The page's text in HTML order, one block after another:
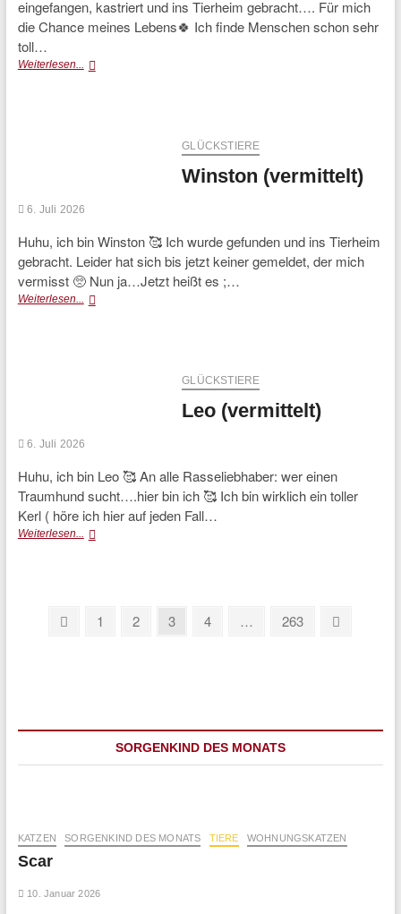
eingefangen, kastriert und ins Tierheim gebracht…. Für mich
die Chance meines Lebens🍀 Ich finde Menschen schon sehr
toll…
Weiterlesen... Charlie
GLÜCKSTIERE
Winston (vermittelt)
6. Juli 2026
Huhu, ich bin Winston 🥰 Ich wurde gefunden und ins Tierheim
gebracht. Leider hat sich bis jetzt keiner gemeldet, der mich
vermisst 🥺 Nun ja…Jetzt heißt es ;…
Weiterlesen... Winston
GLÜCKSTIERE
Leo (vermittelt)
6. Juli 2026
Huhu, ich bin Leo 🥰 An alle Rasseliebhaber: wer einen
Traumhund sucht….hier bin ich 🥰 Ich bin wirklich ein toller
Kerl ( höre ich hier auf jeden Fall…
Weiterlesen... Leo
Seitennummerierung
Previous
Page
1 Page
2 Page
3 Page
4 … Page
263
SORGENKIND DES MONATS
KATZEN SORGENKIND DES MONATS TIERE WOHNUNGSKATZEN
Scar
10. Januar 2026